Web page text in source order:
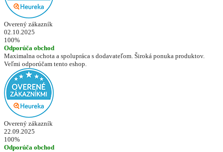
Overený zákazník
02.10.2025
100%
Odporúča obchod
Maximalna ochota a spolupráca s dodavateľom. Široká ponuka produktov.
Veľmi odporúčam tento eshop.
Overený zákazník
22.09.2025
100%
Odporúča obchod